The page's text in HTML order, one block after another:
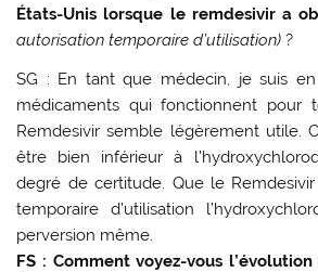
États-Unis lorsque le remdesivir a
autorisation temporaire d’utilisation) ?
SG : En tant que médecin, je suis
médicaments qui fonctionnent pour
Remdesivir semble légèrement utile.
être bien inférieur à
degré de certitude. Que le
temporaire d’utilisation
perversion même.
FS : Comment voyez-vous